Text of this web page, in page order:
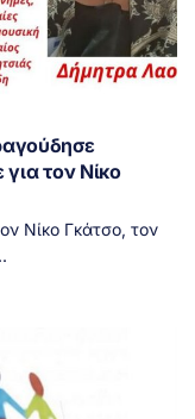
τον Νίκο
Νίκο Γκάτσο, τον